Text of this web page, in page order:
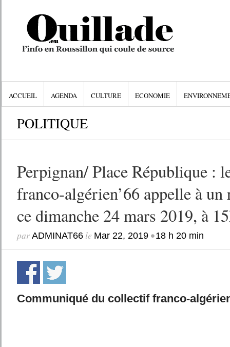
ACCUEIL AGENDA CULTURE ECONOMIE
POLITIQUE
Perpignan/ Place République :
franco-algérien’66 appelle à un
ce dimanche 24 mars 2019, à
par ADMINAT66le Mar 22, 2019•18 h 20 min
Communiqué du collectif franco-